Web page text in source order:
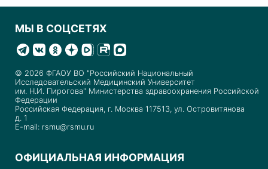
МЫ В СОЦСЕТЯХ
© 2026 ФГАОУ ВО "Российский Национальный
Исследовательский Медицинский Университет
им. Н.И. Пирогова" Министерства здравоохранения Российской
Федерации
Российская Федерация, г. Москва 117513, ул. Островитянова
д. 1
E-mail: rsmu@rsmu.ru
ОФИЦИАЛЬНАЯ ИНФОРМАЦИЯ